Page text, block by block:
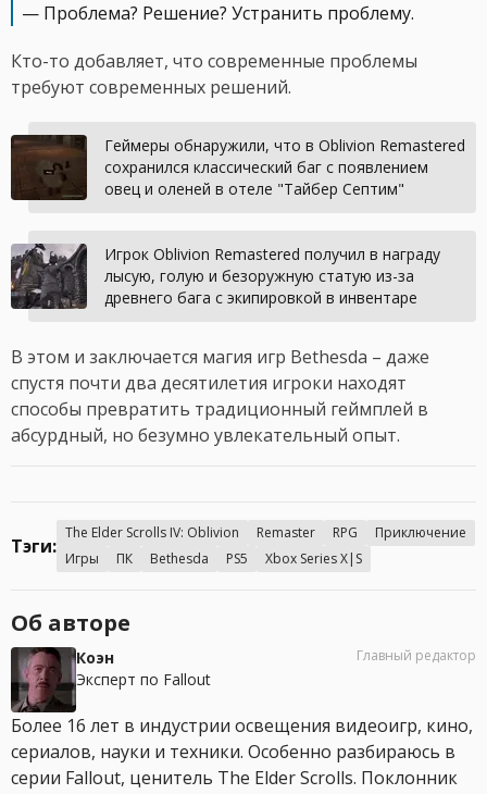
— Проблема? Решение? Устранить проблему.
Кто-то добавляет, что современные проблемы
требуют современных решений.
Геймеры обнаружили, что в Oblivion Remastered
сохранился классический баг с появлением
овец и оленей в отеле "Тайбер Септим"
Игрок Oblivion Remastered получил в награду
лысую, голую и безоружную статую из-за
древнего бага с экипировкой в инвентаре
В этом и заключается магия игр Bethesda – даже
спустя почти два десятилетия игроки находят
способы превратить традиционный геймплей в
абсурдный, но безумно увлекательный опыт.
Тэги:
The Elder Scrolls IV: Oblivion Remaster RPG
Приключение
Игры
ПК Bethesda PS5 Xbox Series X|S
Об авторе
Коэн
Эксперт по Fallout
Главный редактор
Более 16 лет в индустрии освещения видеоигр, кино,
сериалов, науки и техники. Особенно разбираюсь в
серии Fallout, ценитель The Elder Scrolls. Поклонник